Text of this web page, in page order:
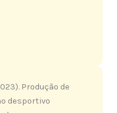
Produção de
desportivo